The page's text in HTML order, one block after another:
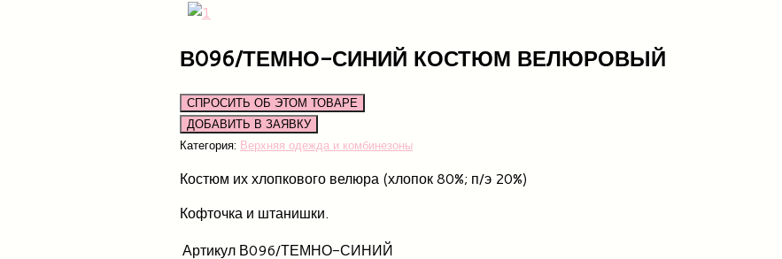
В096/ТЕМНО-СИНИЙ КОСТЮМ ВЕЛЮРОВЫЙ
СПРОСИТЬ ОБ ЭТОМ ТОВАРЕ
Категория: Верхняя одежда и комбинезоны
Костюм их хлопкового велюра (хлопок 80%; п/э 20%)
Кофточка и штанишки.
Артикул В096/ТЕМНО-СИНИЙ